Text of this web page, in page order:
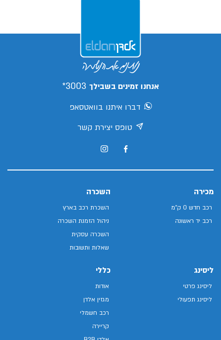
אנחנו זמינים בשבילך 3003*
דברו איתנו בוואטסאפ
טופס יצירת קשר
מכירה
רכב חדש 0 ק"מ
רכב יד ראשונה
השכרה
השכרת רכב בארץ
ניהול הזמנת השכרה
השכרה עסקית
שאלות ותשובות
ליסינג
ליסינג פרטי
ליסינג תפעולי
כללי
אודות
מגזין אלדן
רכב חשמלי
קריירה